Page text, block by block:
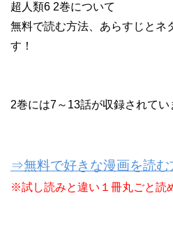
超人類6 2巻について
無料で読む方法、あらすじとネ
す！
2巻には7～13話が収録されてい
⇒無料で好きな漫画を読む
※試し読みと違い１冊丸ごと読